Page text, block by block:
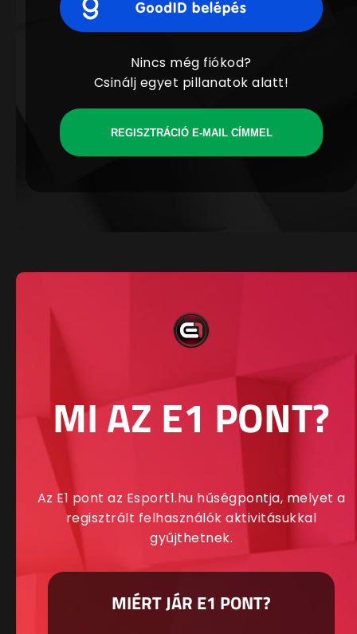
Nincs még fiókod?
Csinálj egyet pillanatok alatt!
REGISZTRÁCIÓ E-MAIL CÍMMEL
MI AZ E1 PONT?
Az E1 pont az Esport1.hu hűségpontja, melyet a
regisztrált felhasználók aktivitásukkal
gyűjthetnek.
MIÉRT JÁR E1 PONT?